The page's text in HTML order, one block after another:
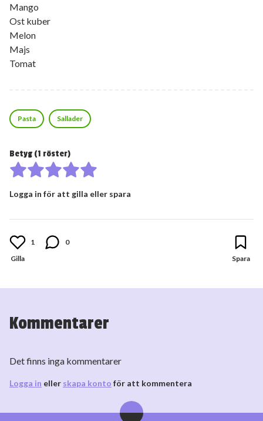
Mango
Ost kuber
Melon
Majs
Tomat
Pasta Sallader
Betyg (1 röster)
Logga in för att gilla eller spara
1 0
Kommentarer
Det finns inga kommentarer
Logga in eller skapa konto för att kommentera